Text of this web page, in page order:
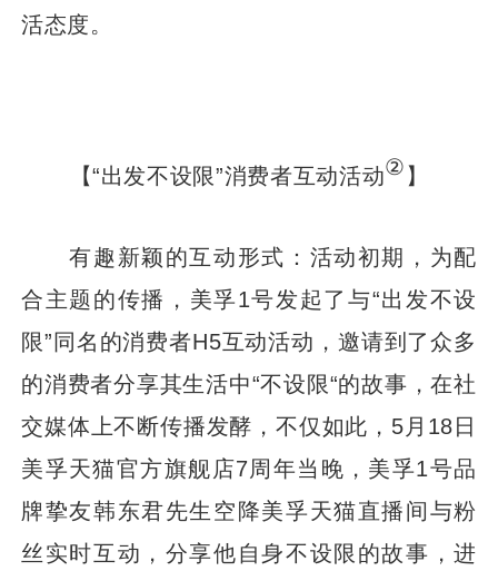
活态度。
【“出发不设限”消费者互动活动②】
有趣新颖的互动形式：活动初期，为配
合主题的传播，美孚1号发起了与“出发不设
限”同名的消费者H5互动活动，邀请到了众多
的消费者分享其生活中“不设限“的故事，在社
交媒体上不断传播发酵，不仅如此，5月18日
美孚天猫官方旗舰店7周年当晚，美孚1号品
牌挚友韩东君先生空降美孚天猫直播间与粉
丝实时互动，分享他自身不设限的故事，进